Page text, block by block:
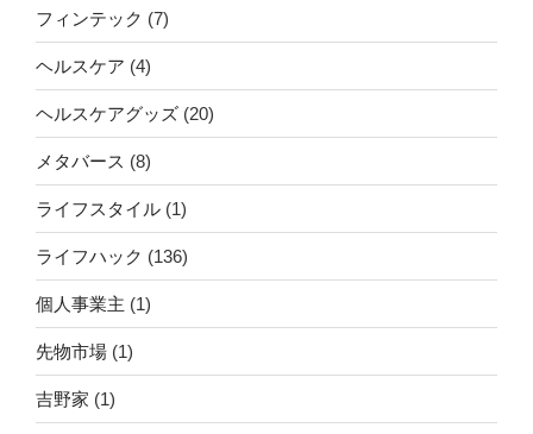
フィンテック (7)
ヘルスケア (4)
ヘルスケアグッズ (20)
メタバース (8)
ライフスタイル (1)
ライフハック (136)
個人事業主 (1)
先物市場 (1)
吉野家 (1)